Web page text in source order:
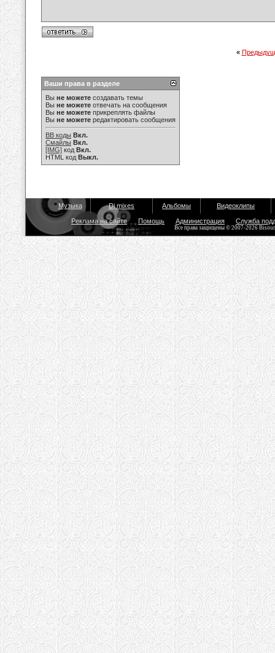
«
Ваши права в разделе
Вы не можете создавать темы
Вы не можете отвечать на сообщения
Вы не можете прикреплять файлы
Вы не можете редактировать сообщения
BB коды Вкл.
Смайлы Вкл.
[IMG] код Вкл.
HTML код Выкл.
Музыка Dj mixes Альбомы Видеоклипы
Реклама на сайте Помощь Администрация Служба
Все права защищены © 2007-2026